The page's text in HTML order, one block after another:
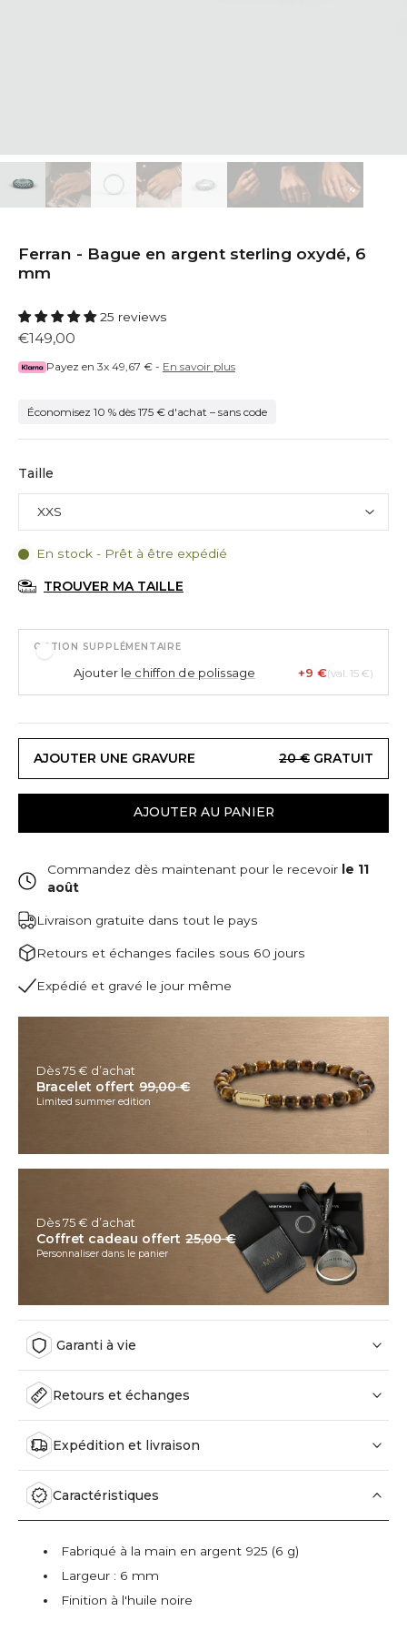
Ferran - Bague en argent sterling oxydé, 6
mm
25 reviews
€149,00
Payez en 3x 49,67 €- En savoir plus
Économisez 10 % dès 175 € d'achat – sans code
Taille
En stock - Prêt à être expédié
TROUVER MA TAILLE
OPTION SUPPLÉMENTAIRE
Ajouter le chiffon de polissage +9 €(val. 15 €)
AJOUTER UNE GRAVURE 20 € GRATUIT
AJOUTER AU PANIER
Commandez dès maintenant pour le recevoir le 11
août
Livraison gratuite dans tout le pays
Retours et échanges faciles sous 60 jours
Expédié et gravé le jour même
Dès 75 € d’achat
Bracelet offert 99,00 €
Limited summer edition
Dès 75 € d’achat
Coffret cadeau offert 25,00 €
Personnaliser dans le panier
Garanti à vie
Retours et échanges
Expédition et livraison
Caractéristiques
Fabriqué à la main en argent 925 (6 g)
Largeur : 6 mm
Finition à l'huile noire